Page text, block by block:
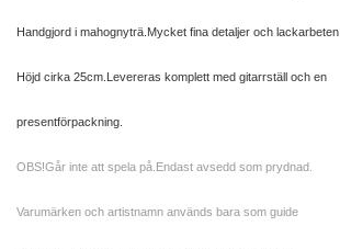
Handgjord i mahognyträ.Mycket fina detaljer och lackarbeten.
Höjd cirka 25cm.Levereras komplett med gitarrställ och en
presentförpackning.
OBS!Går inte att spela på.Endast avsedd som prydnad.
Varumärken och artistnamn används bara som guide